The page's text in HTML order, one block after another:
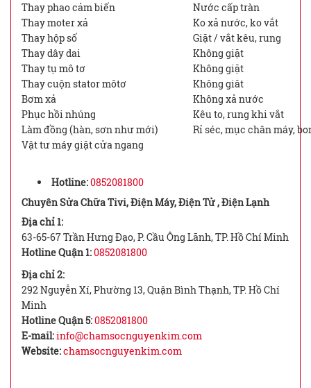
Thay phao cảm biến
Nước cấp tràn
Thay moter xả
Ko xả nước, ko vắt
Thay hộp số
Giặt / vắt kêu, rung
Thay dây dai
Không giặt
Thay tụ mô tơ
Không giặt
Thay cuộn stator môtơ
Không giăt
Bơm xả
Không xả nước
Phục hồi nhúng
Kêu to, rung khi vắt
Làm đồng (hàn, sơn như mới)
Rỉ séc, mục chân máy,
Vật tư máy giặt cửa ngang
Hotline:0852081800
Chuyên Sửa Chữa Tivi, Điện Máy, Điện Tử , Điện Lạnh
Địa chỉ 1:
63-65-67 Trần Hưng Đạo, P. Cầu Ông Lãnh, TP. Hồ Chí Minh
Hotline Quận 1:0852081800
Địa chỉ 2:
292 Nguyễn Xí, Phường 13, Quận Bình Thạnh, TP. Hồ Chí
Minh
Hotline Quận 5:0852081800
E-mail:info@chamsocnguyenkim.com
Website:chamsocnguyenkim.com